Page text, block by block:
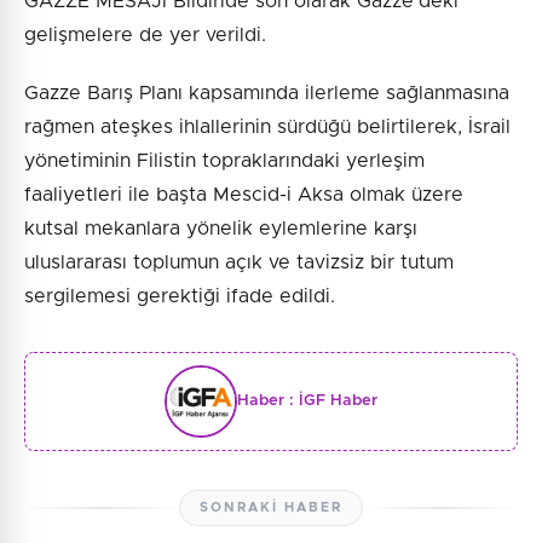
gelişmelere de yer verildi.
Gazze Barış Planı kapsamında ilerleme sağlanmasına
rağmen ateşkes ihlallerinin sürdüğü belirtilerek, İsrail
yönetiminin Filistin topraklarındaki yerleşim
faaliyetleri ile başta Mescid-i Aksa olmak üzere
kutsal mekanlara yönelik eylemlerine karşı
uluslararası toplumun açık ve tavizsiz bir tutum
sergilemesi gerektiği ifade edildi.
Haber : İGF Haber
SONRAKI HABER